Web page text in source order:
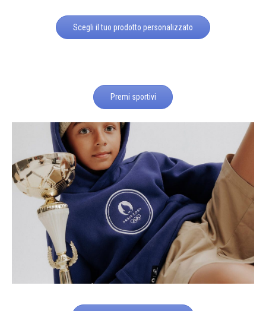
Scegli il tuo prodotto personalizzato
Premi sportivi